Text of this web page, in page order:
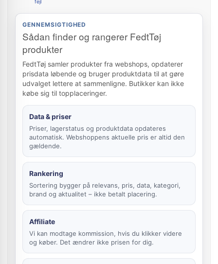
fejl
GENNEMSIGTIGHED
Sådan finder og rangerer FedtTøj
produkter
FedtTøj samler produkter fra webshops, opdaterer
prisdata løbende og bruger produktdata til at gøre
udvalget lettere at sammenligne. Butikker kan ikke
købe sig til topplaceringer.
Data & priser
Priser, lagerstatus og produktdata opdateres
automatisk. Webshoppens aktuelle pris er altid den
gældende.
Rankering
Sortering bygger på relevans, pris, data, kategori,
brand og aktualitet – ikke betalt placering.
Affiliate
Vi kan modtage kommission, hvis du klikker videre
og køber. Det ændrer ikke prisen for dig.